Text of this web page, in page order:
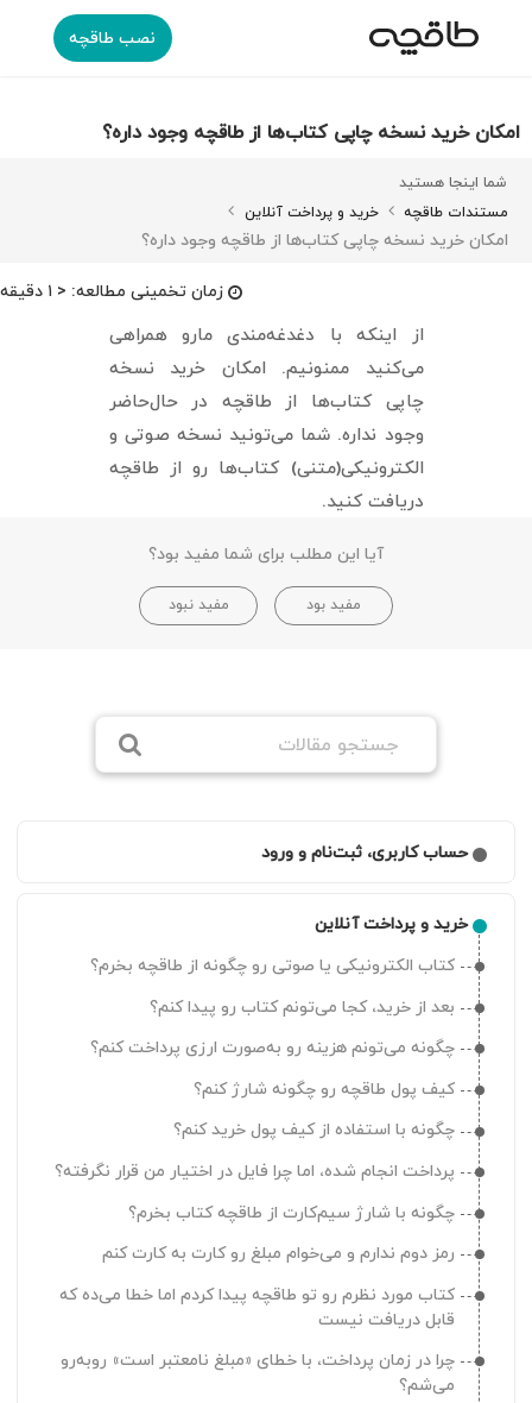
نصب طاقچه
امکان خرید نسخه چاپی کتاب‌ها از طاقچه وجود داره؟
شما اینجا هستید
مستندات طاقچه
خرید و پرداخت آنلاین
امکان خرید نسخه چاپی کتاب‌ها از طاقچه وجود داره؟
زمان تخمینی مطالعه: < ۱ دقیقه
از اینکه با دغدغه‌مندی مارو همراهی
‌می‌کنید ممنونیم. امکان خرید نسخه
چاپی کتاب‌ها از طاقچه در حال‌حاضر
وجود نداره. شما می‌تونید نسخه صوتی و
الکترونیکی(متنی) کتاب‌ها رو از طاقچه
دریافت کنید.
آیا این مطلب برای شما مفید بود؟
مفید بود مفید نبود
حساب کاربری، ثبت‌نام و ورود
چطور می‌توانم به لیست دستگاه‌های متصل به حسابم
دسترسی داشته باشم
چرا کد ورود دریافت نمی‌کنم؟
رمز عبورم رو فراموش کردم
چطور برای حسابم رمز عبور تعیین کنم؟
ایمیل یا شماره‌تلفنم رو چگونه می‌تونم تغییر بدم؟
حذف حساب کاربری چگونه است؟
خروج از حساب کاربری چگونه است؟
حداکثر روی چند دستگاه می‌تونم به حسابم دسترسی داشته
باشم؟
اگه مشترکاً با دوستان یا اعضای خانوادم از یک حساب کاربری
استفاده کنیم، اشکالی داره؟
تصویر آواتار خودم رو چطور می‌تونم انتخاب کنم؟
خرید و پرداخت آنلاین
کتاب الکترونیکی یا صوتی رو چگونه از طاقچه بخرم؟
بعد از خرید، کجا می‌تونم کتاب رو پیدا کنم؟
چگونه می‌تونم هزینه رو به‌صورت ارزی پرداخت کنم؟
کیف پول طاقچه رو چگونه شارژ کنم؟
چگونه با استفاده از کیف پول خرید کنم؟
پرداخت انجام شده، اما چرا فایل در اختیار من قرار نگرفته؟
چگونه با شارژ سیم‌کارت از طاقچه کتاب بخرم؟
رمز دوم ندارم و می‌خوام مبلغ رو کارت به کارت کنم
کتاب مورد نظرم رو تو طاقچه پیدا کردم اما خطا می‌ده که
قابل دریافت نیست
چرا در زمان پرداخت، با خطای «مبلغ نامعتبر است» روبه‌رو
می‌شم؟